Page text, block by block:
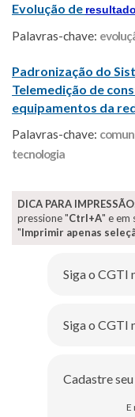
Evolução de
Palavras-chave:
Padronização do
Telemedição de
equipamentos da
Palavras-chave:
tecnologia
DICA PARA IMPRESSÃO
pressione "Ctrl+A" e em
"Imprimir apenas
Siga o CGTI
Siga o CGTI
Cadastre
E